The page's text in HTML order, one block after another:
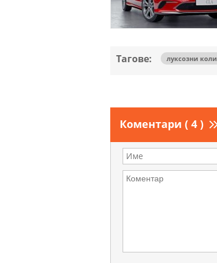
Тагове: луксозни коли
Коментари ( 4 )